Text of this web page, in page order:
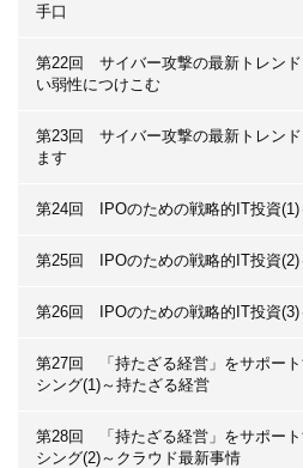
手口
第22回 サイバー攻撃の最新トレン
い弱性につけこむ
第23回 サイバー攻撃の最新トレン
ます
第24回 IPOのための戦略的IT投資(1)
第25回 IPOのための戦略的IT投資(2)
第26回 IPOのための戦略的IT投資(3)
第27回 「持たざる経営」をサポー
シング(1)～持たざる経営
第28回 「持たざる経営」をサポー
シング(2)～クラウド最新事情